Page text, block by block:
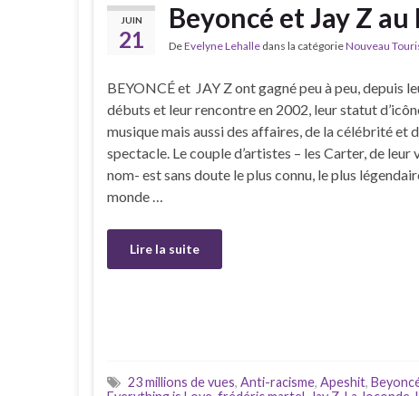
JUIN
21
Beyoncé et Jay Z au
DeEvelyne Lehalle dans la catégorieNouveau
BEYONCÉ et JAY Z ont gagné peu à peu, depuis
débuts et leur rencontre en 2002, leur statut
musique mais aussi des affaires, de la célébrité et
spectacle. Le couple d’artistes – les Carter, de leur
nom- est sans doute le plus connu, le plus
monde …
Lire la suite
23 millions de vues, Anti-racisme, Apeshit,